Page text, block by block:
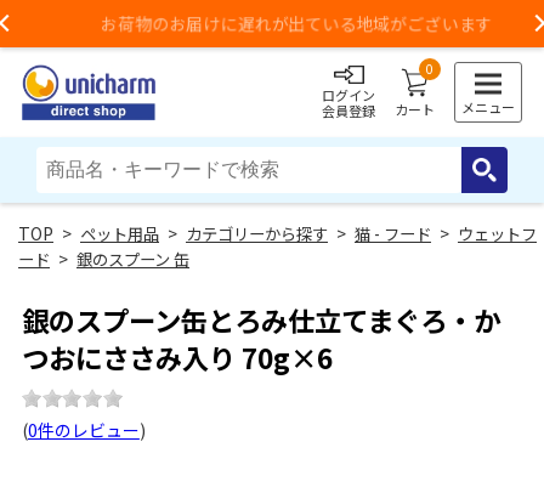
お荷物のお届けに遅れが出ている地域がございます
ログイン
会員登録
0
カート メニュー
> ペット用品 > カテゴリーから探す > 猫 - フード > ウェットフ
ード > 銀のスプーン 缶
銀のスプーン缶とろみ仕立てまぐろ・か
つおにささみ入り 70g×6
(0件のレビュー)